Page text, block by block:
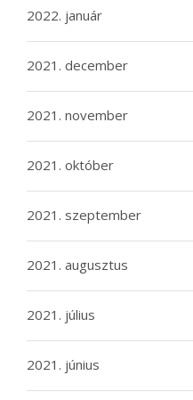
2022. január
2021. december
2021. november
2021. október
2021. szeptember
2021. augusztus
2021. július
2021. június